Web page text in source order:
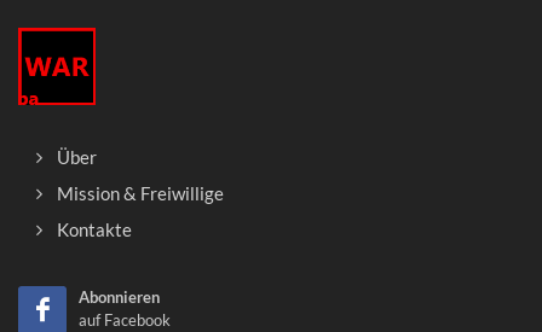
Über
Mission & Freiwillige
Kontakte
Abonnieren
auf Facebook